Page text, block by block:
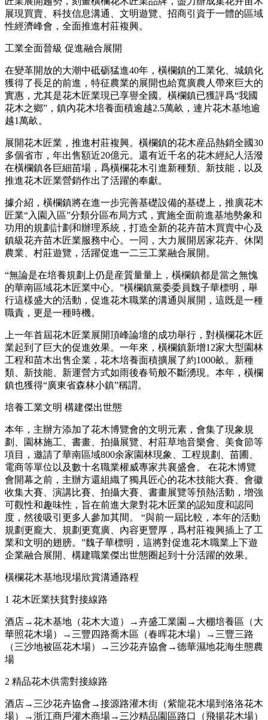
展現買賣、科技信息溝通、文明遊覽、招商引資于一體的區域
性經濟峰會，全面推進村莊複興。
工業全面晉級 促進融合展開
在變革開放的大潮中砥砺猛進40年，橫欄鎮的工業化、城鎮化
獲得了長足的前進，特征農業的展開也給寬廣農人帶來巨大的
實惠，尤其是花木匠業現已享譽全國。橫欄鎮已獲評爲“我國
花木之鄉”，鎮內花木培養面積逾越2.5萬畝，連片花木基地逾
越1萬畝。
展開花木匠業，推進村莊複興。橫欄鎮的花木産品熱銷全國30
多個省市，年出售額近20億元。還有近千名的花木經紀人活潑
在橫欄鎮各巨細苗場，爲橫欄花木引進新種類、新技能，以及
推進花木匠業營銷作出了活躍的奉獻。
據介紹，橫欄鎮將在進一步完善基礎設備的基礎上，推廣花木
匠業“入園入區”分類分區布局方式，實施全面前進基地勢象和
功用的規劃計劃和辦理系統，打造全新的花卉苗木買賣中心及
鎮級花卉苗木匠業服務中心。一同，大力展開居家花卉、休閑
農業、村莊遊覽，活躍促進一二三工業融合展開。
“無論是在培養規劃上仍是産質量量上，橫欄鎮都是當之無愧
的華南區域花木匠業中心。”橫欄鎮黨委委員魏子華標明，舉
行這樣盛大的活動，促進花木職業的溝通與展開，這既是一種
職責，更是一種時機。
上一年首屆花木匠業展開頂峰論壇的成功舉行，對橫欄花木匠
業起到了巨大的促進效果。一年來，橫欄鎮新增12家大型園林
工程和苗木出售企業，花木培養面積擴展了約1000畝。新種
類、新技能、新運營方式如雨後春筍般不斷湧現。本年，橫欄
鎮也獲得“廣東省森林小鎮”稱謂。
培養工業文明 構建傑出世態
本年，主辦方添加了花木博覽會的文明元素，會集了現象規
劃、園林施工、書畫、拍攝展覽、村莊草地音樂會、美食節等
項目，邀請了華南區域800余家園林現象、工程規劃、苗圃、
電商等單位以及數十名職業權威專家共襄盛會。 在花木博覽
會開幕之前，主辦方還組織了獨具匠心的花木技能大賽、會徽
收集大賽、演講比賽、拍攝大賽、書畫展覽等預熱活動，增強
可觀性和趣味性，旨在前進大衆對花木匠業的認知度和認同
度，然後吸引更多人參加其間。 “與前一屆比較，本年的活動
規劃更龐大、規劃更寬廣、內容更豐厚，爲村莊複興插上了工
業和文明的翅膀。”魏子華標明，這將對促進花木職業上下遊
企業融合展開、構建職業傑出世態圈起到十分活躍的效果。
橫欄花木基地現場欣賞溝通路程
1 花木匠業扶貧對接線路
酒店→花木基地（花木大道）→卉盛工業園→大棚培養區（大
華照花木場）→三豐四路喬木區（春晖花木場）→三豐三路
（三沙地被區花木場）→三沙花卉協會→德華濕地花海生態農
場
2 精品花木供需對接線路
酒店→三沙花卉協會→接源路灌木街（紫龍花木場到洛洛花木
場）→浙江商戶灌木商場→三沙精品園區路口（飛揚花木場）